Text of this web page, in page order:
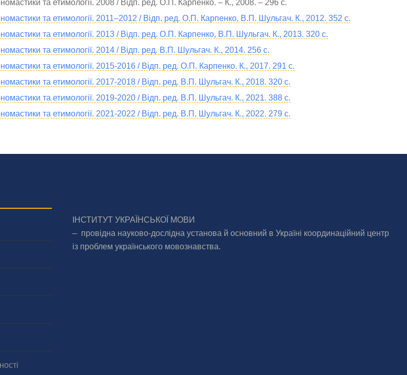
та етимології. 2008 / Відп. ред. О.П. Карпенко. – К., 2008. – 296 с.
та етимології. 2011–2012 / Відп. ред. О.П. Карпенко, В.П. Шульгач. К., 2012. 352 с.
та етимології. 2013 / Відп. ред. О.П. Карпенко, В.П. Шульгач. К., 2013. 320 с.
та етимології. 2014 / Відп. ред. В.П. Шульгач. К., 2014. 256 с.
та етимології. 2015-2016 / Відп. ред. О.П. Карпенко. К., 2017. 291 с.
та етимології. 2017-2018 / Відп. ред. В.П. Шульгач. К., 2018. 320 с.
та етимології. 2019-2020 / Відп. ред. В.П. Шульгач. К., 2021. 388 с.
та етимології. 2021-2022 / Відп. ред. В.П. Шульгач. К., 2022. 279 с.
ІНСТИТУТ УКРАЇНСЬКОЇ МОВИ
– провідна науково-дослідна установа й основний в Україні координаційний центр
із проблем українського мовознавства.